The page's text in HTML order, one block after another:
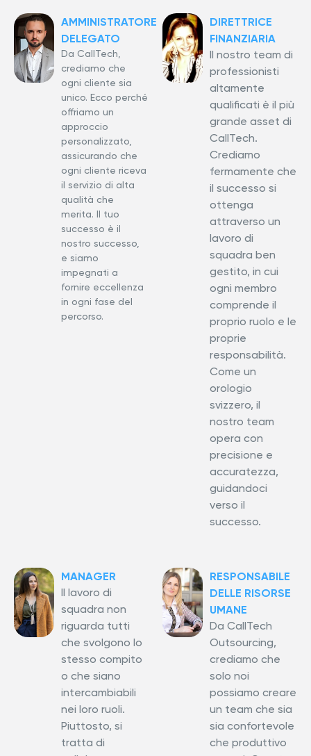
AMMINISTRATORE
DELEGATO
Da CallTech,
crediamo che
ogni cliente sia
unico. Ecco perché
offriamo un
approccio
personalizzato,
assicurando che
ogni cliente riceva
il servizio di alta
qualità che
merita. Il tuo
successo è il
nostro successo,
e siamo
impegnati a
fornire eccellenza
in ogni fase del
percorso.
DIRETTRICE
FINANZIARIA
Il nostro team di
professionisti
altamente
qualificati è il più
grande asset di
CallTech.
Crediamo
fermamente che
il successo si
ottenga
attraverso un
lavoro di
squadra ben
gestito, in cui
ogni membro
comprende il
proprio ruolo e le
proprie
responsabilità.
Come un
orologio
svizzero, il
nostro team
opera con
precisione e
accuratezza,
guidandoci
verso il
successo.
MANAGER
Il lavoro di
squadra non
riguarda tutti
che svolgono lo
stesso compito
o che siano
intercambiabili
nei loro ruoli.
Piuttosto, si
tratta di
RESPONSABILE
DELLE RISORSE
UMANE
Da CallTech
Outsourcing,
crediamo che
solo noi
possiamo creare
un team che sia
sia confortevole
che produttivo